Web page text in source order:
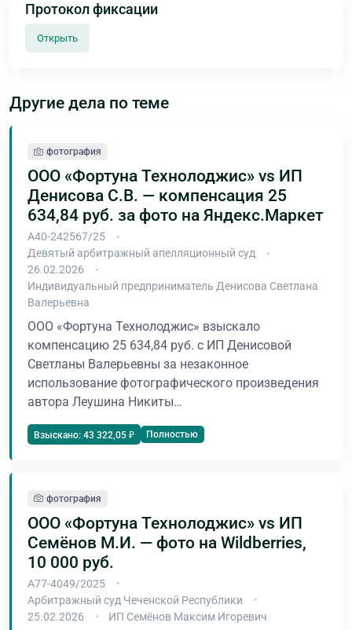
Протокол фиксации
Открыть
Другие дела по теме
фотография
ООО «Фортуна Технолоджис» vs ИП
Денисова С.В. — компенсация 25
634,84 руб. за фото на Яндекс.Маркет
А40-242567/25
Девятый арбитражный апелляционный суд
26.02.2026
Индивидуальный предприниматель Денисова Светлана
Валерьевна
ООО «Фортуна Технолоджис» взыскало
компенсацию 25 634,84 руб. с ИП Денисовой
Светланы Валерьевны за незаконное
использование фотографического произведения
автора Леушина Никиты…
Взыскано: 43 322,05 ₽ Полностью
фотография
ООО «Фортуна Технолоджис» vs ИП
Семёнов М.И. — фото на Wildberries,
10 000 руб.
А77-4049/2025
Арбитражный суд Чеченской Республики
25.02.2026
ИП Семёнов Максим Игоревич